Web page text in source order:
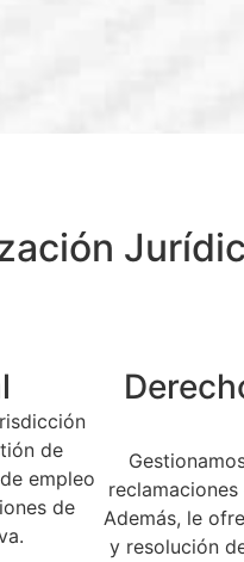
de
empleo
de
Además, le
y resolución